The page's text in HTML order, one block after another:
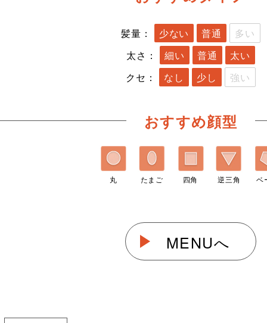
髪量： 少ない 普通
多い
太さ：
細い 普通
太い
クセ：
なし 少し 強い
おすすめ顔型
丸 たまご 四角 逆三角 ベ
MENUへ